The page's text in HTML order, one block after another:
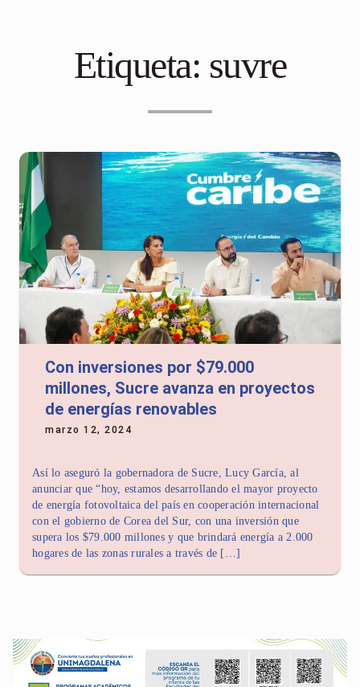
Etiqueta: suvre
Con inversiones por $79.000
millones, Sucre avanza en proyectos
de energías renovables
marzo 12, 2024
Así lo aseguró la gobernadora de Sucre, Lucy García, al
anunciar que “hoy, estamos desarrollando el mayor proyecto
de energía fotovoltaica del país en cooperación internacional
con el gobierno de Corea del Sur, con una inversión que
supera los $79.000 millones y que brindará energía a 2.000
hogares de las zonas rurales a través de […]